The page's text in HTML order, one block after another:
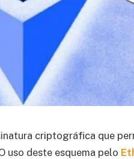
criptográfica que
uso deste esquema pelo